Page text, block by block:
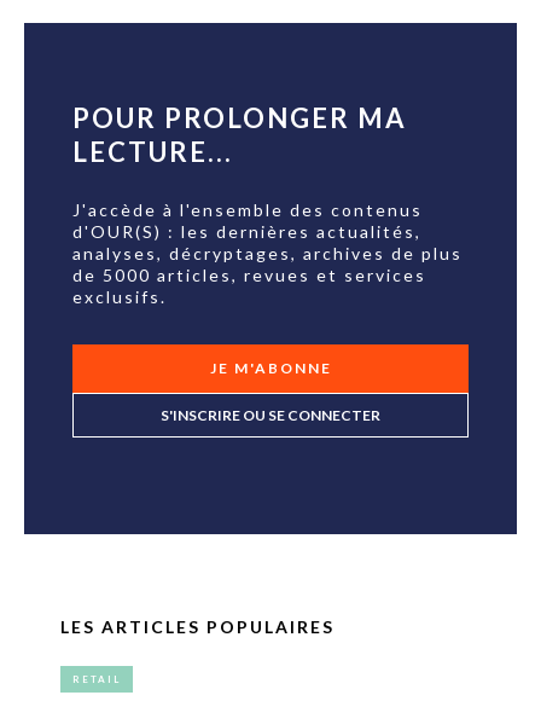
POUR PROLONGER MA
LECTURE...
J'accède à l'ensemble des contenus
d'OUR(S) : les dernières actualités,
analyses, décryptages, archives de plus
de 5000 articles, revues et services
exclusifs.
JE M'ABONNE
S'INSCRIRE OU SE CONNECTER
LES ARTICLES POPULAIRES
RETAIL